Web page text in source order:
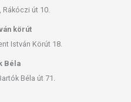
Rákóczi út 10.
körút
István Körút 18.
Béla
Béla út 71.